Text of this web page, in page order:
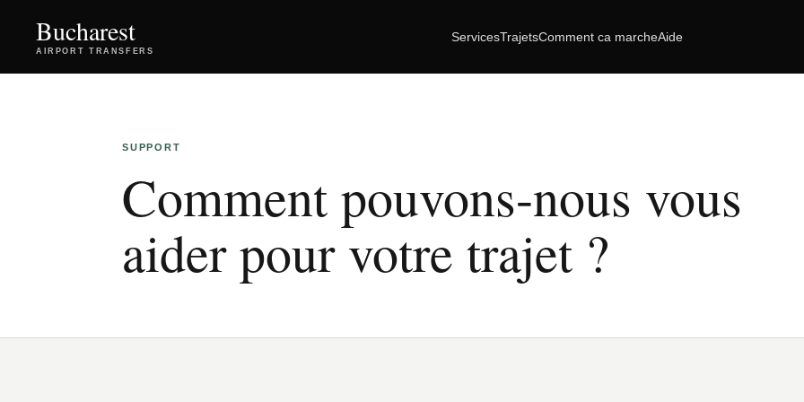
Bucharest
AIRPORT TRANSFERS
ServicesTrajetsComment ca marcheAide
SUPPORT
Comment pouvons-nous vous
aider pour votre trajet ?